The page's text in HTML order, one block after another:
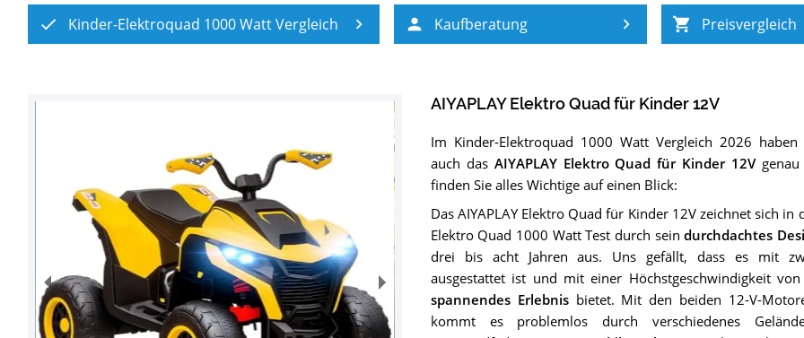
Kinder-Elektroquad 1000 Watt Vergleich Kaufberatung Preisvergleich
AIYAPLAY Elektro Quad für Kinder 12V
Im Kinder-Elektroquad 1000 Watt Vergleich 2026
auch das AIYAPLAY Elektro Quad für Kinder 12Vgenau
finden Sie alles Wichtige auf einen Blick:
Das AIYAPLAY Elektro Quad für Kinder 12V zeichnet sich
Elektro Quad 1000 Watt Test durch seindurchdachtes
drei bis acht Jahren aus. Uns gefällt, dass es mit
ausgestattet ist und mit einer Höchstgeschwindigkeit
spannendes Erlebnisbietet. Mit den beiden 12-V-
kommt es problemlos durch verschiedenes